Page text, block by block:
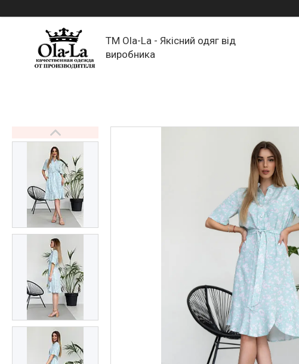
TM Ola-La - Якісний одяг від
виробника